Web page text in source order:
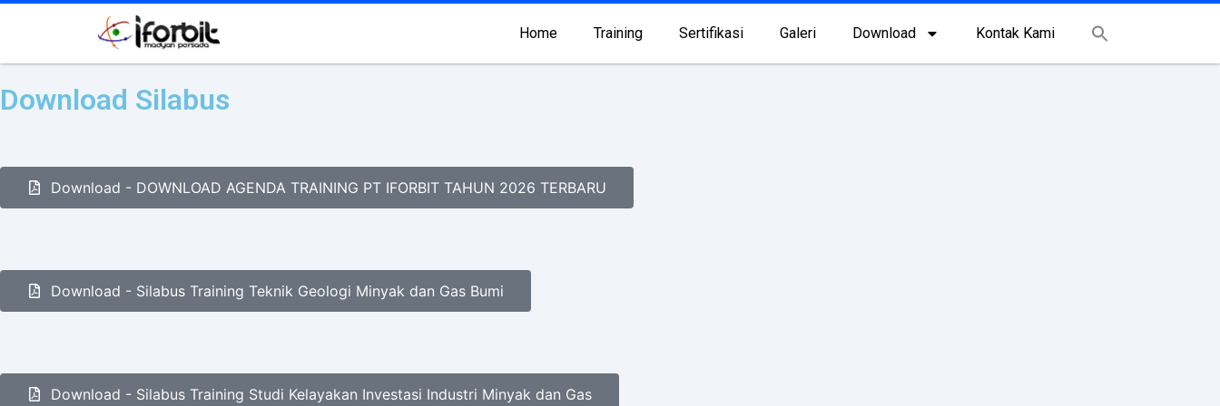
Home Training Sertifikasi Galeri Download Kontak Kami
Download Silabus
Download - DOWNLOAD AGENDA TRAINING PT IFORBIT TAHUN 2026 TERBARU
Download - Silabus Training Teknik Geologi Minyak dan Gas Bumi
Download - Silabus Training Studi Kelayakan Investasi Industri Minyak dan Gas